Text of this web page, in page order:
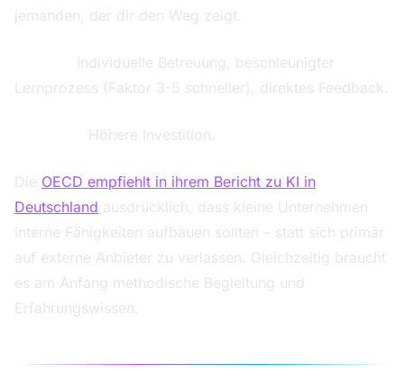
jemanden, der dir den Weg zeigt.
Individuelle Betreuung, beschleunigter
Lernprozess (Faktor 3-5 schneller), direktes Feedback.
Höhere Investition.
Die OECD empfiehlt in ihrem Bericht zu KI in
Deutschland ausdrücklich, dass kleine Unternehmen
interne Fähigkeiten aufbauen sollten – statt sich primär
auf externe Anbieter zu verlassen. Gleichzeitig braucht
es am Anfang methodische Begleitung und
Erfahrungswissen.